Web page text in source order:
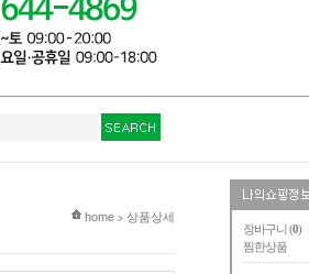
장바구니 (0)
찜한상품
현재 위치
home > 상품상세